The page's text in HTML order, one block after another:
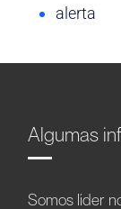
alerta
Algumas
Somos líder